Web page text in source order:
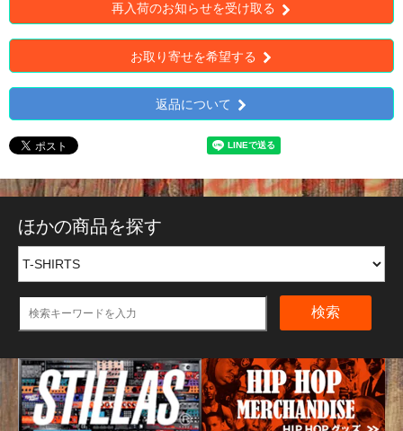
再入荷のお知らせを受け取る
お取り寄せを希望する
返品について
ほかの商品を探す
検索